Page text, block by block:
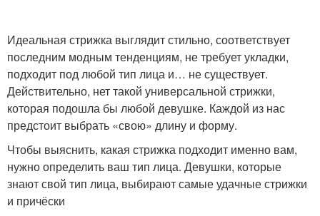
Идеальная стрижка выглядит стильно, соответствует
последним модным тенденциям, не требует укладки,
подходит под любой тип лица и… не существует.
Действительно, нет такой универсальной стрижки,
которая подошла бы любой девушке. Каждой из нас
предстоит выбрать «свою» длину и форму.
Чтобы выяснить, какая стрижка подходит именно вам,
нужно определить ваш тип лица. Девушки, которые
знают свой тип лица, выбирают самые удачные стрижки
и причёски